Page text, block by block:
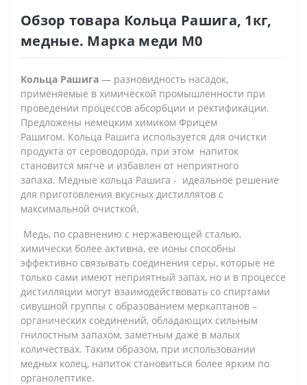
Обзор товара Кольца Рашига, 1кг,
медные. Марка меди М0
Кольца Рашига — разновидность насадок,
применяемые в химической промышленности при
проведении процессов абсорбции и ректификации.
Предложены немецким химиком Фрицем
Рашигом. Кольца Рашига используется для очистки
продукта от сероводорода, при этом напиток
становится мягче и избавлен от неприятного
запаха. Медные кольца Рашига - идеальное решение
для приготовления вкусных дистиллятов с
максимальной очисткой.
Медь, по сравнению с нержавеющей сталью,
химически более активна, ее ионы способны
эффективно связывать соединения серы, которые не
только сами имеют неприятный запах, но и в процессе
дистилляции могут взаимодействовать со спиртами
сивушной группы с образованием меркаптанов –
органических соединений, обладающих сильным
гнилостным запахом, заметным даже в малых
количествах. Таким образом, при использовании
медных колец, напиток становиться более ярким по
органолептике.